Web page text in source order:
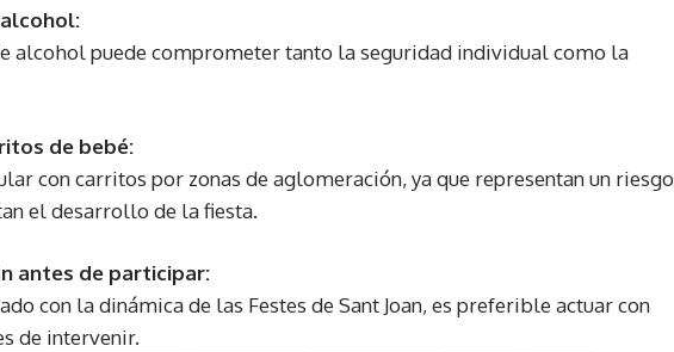
alcohol puede comprometer tanto la seguridad individual como la
de bebé:
con carritos por zonas de aglomeración, ya que representan un riesgo
el desarrollo de la fiesta.
antes de participar:
con la dinámica de las Festes de Sant Joan, es preferible actuar con
de intervenir.